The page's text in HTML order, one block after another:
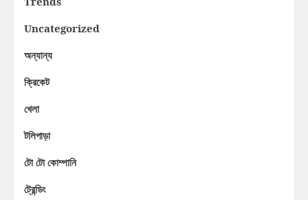
Uncategorized
অন্যান্য
ক্রিকেট
খেলা
টলিপাড়া
টো টো কোম্পানি
ট্রেন্ডিং